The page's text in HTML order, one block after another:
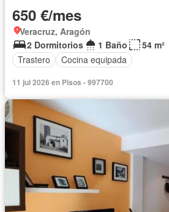
650 €/mes
Veracruz, Aragón
2 Dormitorios
1 Baño
54 m²
Trastero
Cocina equipada
11 jul 2026 en Pisos - 997700